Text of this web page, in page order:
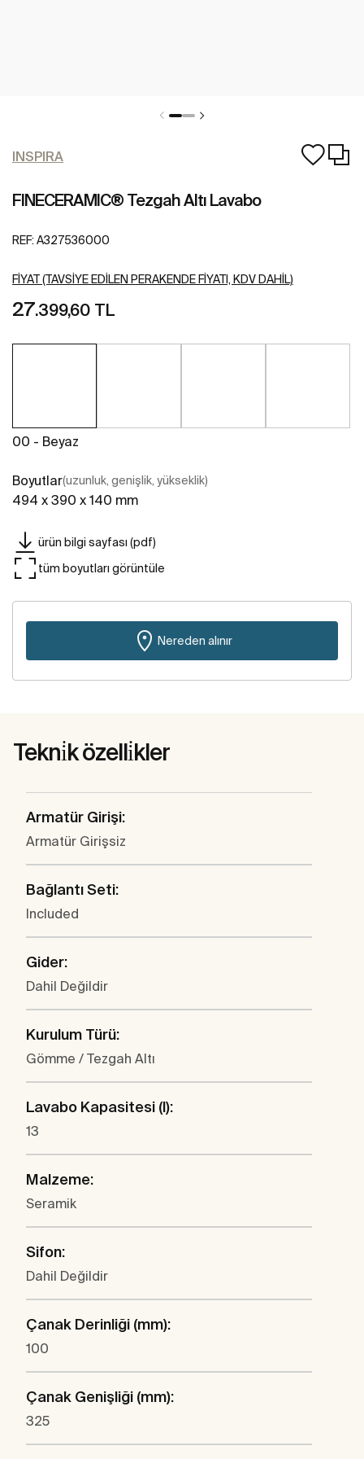
INSPIRA
FINECERAMIC® Tezgah Altı Lavabo
REF: A327536000
FIYAT (TAVSIYE EDILEN PERAKENDE FIYATI, KDV DAHIL)
27.399,60 TL
00 - Beyaz
Boyutlar(uzunluk, genişlik, yükseklik)
494 x 390 x 140 mm
ürün bilgi sayfası (pdf)
tüm boyutları görüntüle
Nereden alınır
Tekni̇k özelli̇kler
Armatür Girişi:
Armatür Girişsiz
Bağlantı Seti:
Included
Gider:
Dahil Değildir
Kurulum Türü:
Gömme / Tezgah Altı
Lavabo Kapasitesi (l):
13
Malzeme:
Seramik
Sifon:
Dahil Değildir
Çanak Derinliği (mm):
100
Çanak Genişliği (mm):
325